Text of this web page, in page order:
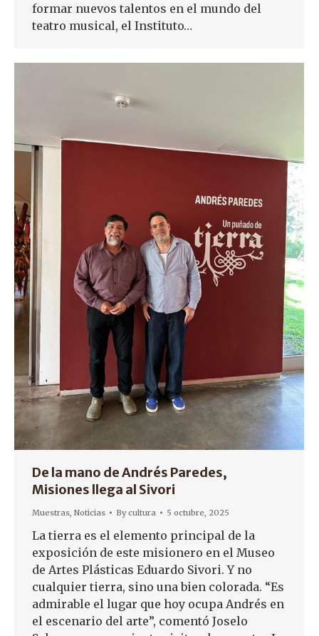
formar nuevos talentos en el mundo del
teatro musical, el Instituto…
De la mano de Andrés Paredes,
Misiones llega al Sivori
Muestras Noticias Bycultura 5 octubre, 2025
La tierra es el elemento principal de la
exposición de este misionero en el Museo
de Artes Plásticas Eduardo Sivori. Y no
cualquier tierra, sino una bien colorada. “Es
admirable el lugar que hoy ocupa Andrés en
el escenario del arte”, comentó Joselo